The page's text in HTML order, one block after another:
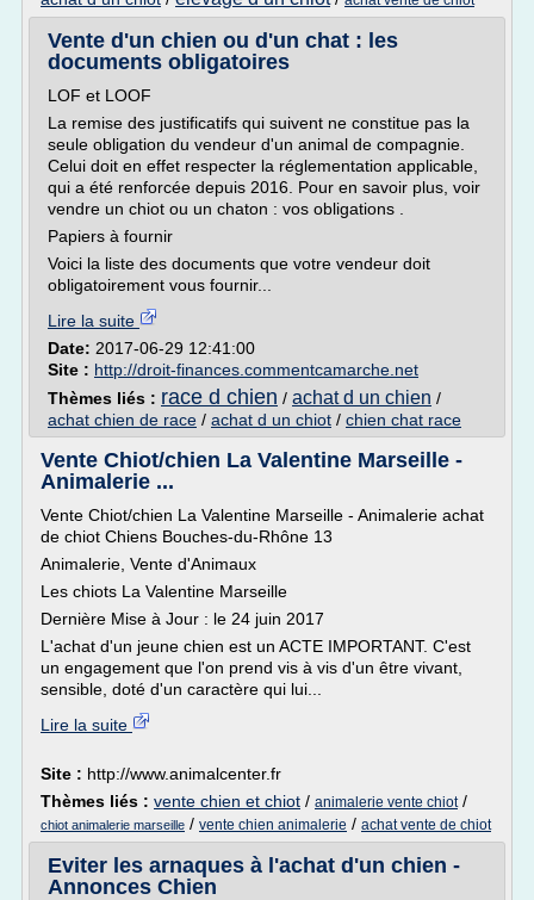
Vente d'un chien ou d'un chat : les
documents obligatoires
LOF et LOOF
La remise des justificatifs qui suivent ne constitue pas la
seule obligation du vendeur d'un animal de compagnie.
Celui doit en effet respecter la réglementation applicable,
qui a été renforcée depuis 2016. Pour en savoir plus, voir
vendre un chiot ou un chaton : vos obligations .
Papiers à fournir
Voici la liste des documents que votre vendeur doit
obligatoirement vous fournir...
Lire la suite
Date: 2017-06-29 12:41:00
Site : http://droit-finances.commentcamarche.net
Thèmes liés : race d chien / achat d un chien /
achat chien de race / achat d un chiot / chien chat race
Vente Chiot/chien La Valentine Marseille -
Animalerie ...
Vente Chiot/chien La Valentine Marseille - Animalerie achat
de chiot Chiens Bouches-du-Rhône 13
Animalerie, Vente d'Animaux
Les chiots La Valentine Marseille
Dernière Mise à Jour : le 24 juin 2017
L'achat d'un jeune chien est un ACTE IMPORTANT. C'est
un engagement que l'on prend vis à vis d'un être vivant,
sensible, doté d'un caractère qui lui...
Lire la suite
Site : http://www.animalcenter.fr
Thèmes liés : vente chien et chiot / animalerie vente chiot/
chiot animalerie marseille / vente chien animalerie / achat vente de chiot
Eviter les arnaques à l'achat d'un chien -
Annonces Chien